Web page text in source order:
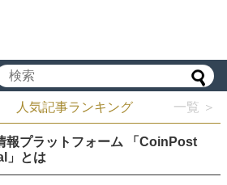
人気記事ランキング 一覧 ＞
報プラットフォーム 「CoinPost
」とは